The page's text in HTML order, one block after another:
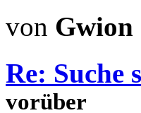
von Gwion
Re: Suche
vorüber